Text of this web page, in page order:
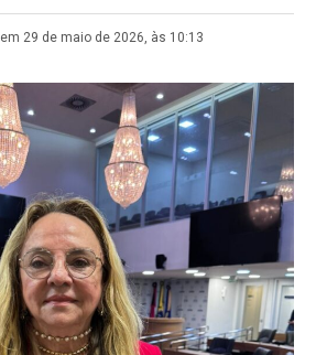
em 29 de maio de 2026, às 10:13